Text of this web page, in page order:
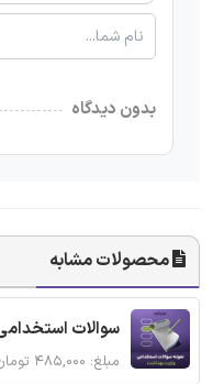
بدون دیدگاه
محصولات مشابه
سوالات
مبلغ: ۴۸۵,۰۰۰ تومان